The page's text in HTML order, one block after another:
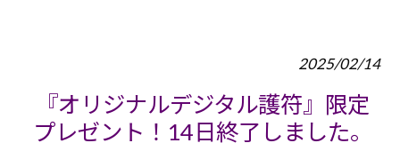
2025/02/14
『オリジナルデジタル護符』限定
プレゼント！14日終了しました。